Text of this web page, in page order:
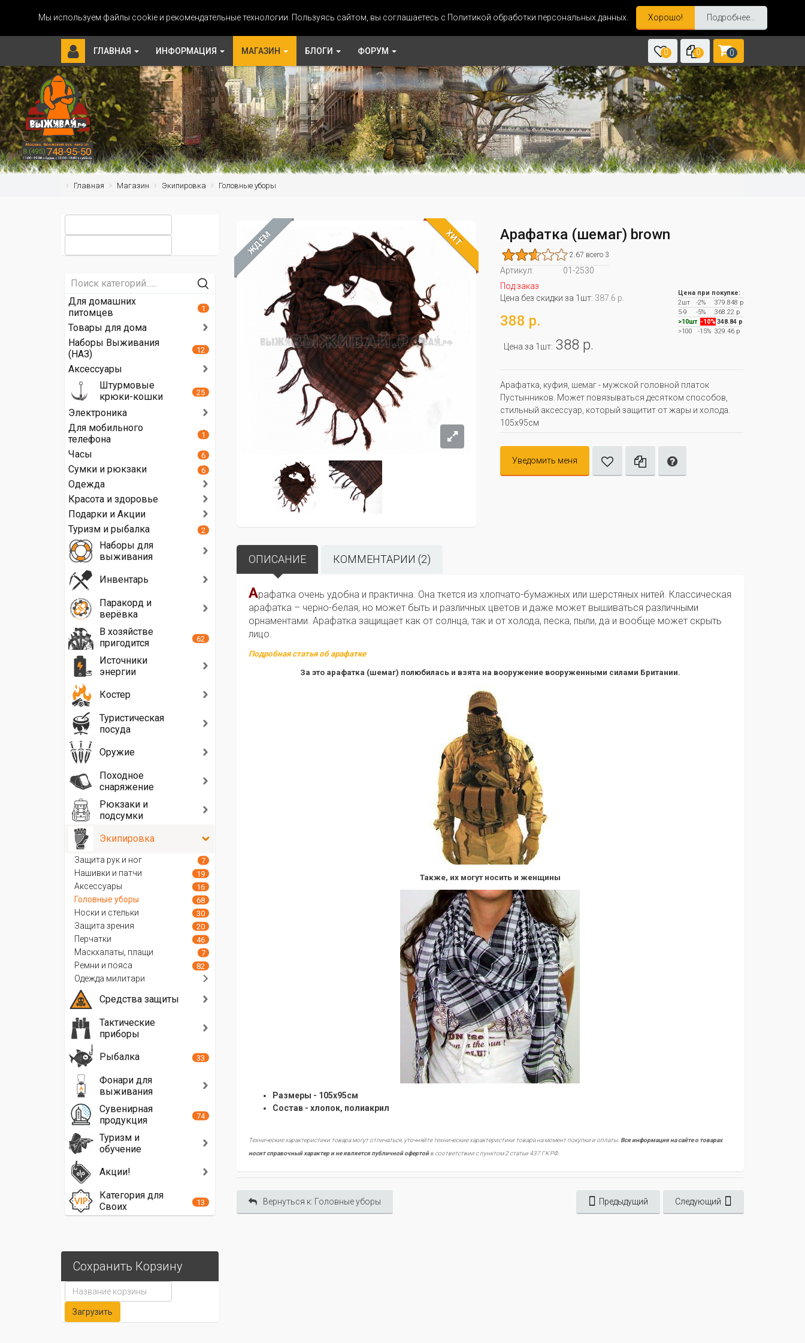
Мы используем файлы cookie и рекомендательные технологии. Пользуясь сайтом, вы соглашаетесь с Политикой обработки персональных данных. Хорошо! Подробнее...
ГЛАВНАЯ ИНФОРМАЦИЯ МАГАЗИН БЛОГИ ФОРУМ 0 0 0
Главная Магазин Экипировка Головные уборы
ЖДЁМ ХИТ Арафатка (шемаг) brown
2.67 всего 3
Артикул:
01-2530
Под заказ
Цена без скидки за 1шт: 387.6 р.
388 р.
Цена за 1шт: 388 р.
Цена при покупке:
2шт
-2%
379.848 р
5-9
-5%
368.22 р
>10шт -10% 348.84 р
>100
-15%329.46 р
Арафатка, куфия, шемаг - мужской головной платок
Пустынников. Может повязываться десятком способов,
стильный аксессуар, который защитит от жары и холода.
105х95см
Уведомить меня
ОПИСАНИЕ КОММЕНТАРИИ (2)
Арафатка очень удобна и практична. Она ткется из хлопчато-бумажных или шерстяных нитей. Классическая
арафатка – черно-белая, но может быть и различных цветов и даже может вышиваться различными
орнаментами. Арафатка защищает как от солнца, так и от холода, песка, пыли, да и вообще может скрыть
лицо.
Подробная статья об арафатке
За это арафатка (шемаг) полюбилась и взята на вооружение вооруженными силами Британии.
Также, их могут носить и женщины
Размеры - 105х95см
Состав - хлопок, полиакрил
Технические характеристики товара могут отличаться, уточняйте технические характеристики товара на момент покупки и оплаты. Вся информация на сайте о товарах
носит справочный характер и не является публичной офертойв соответствии с пунктом 2 статьи 437 ГК РФ.
Вернуться к: Головные уборы Предыдущий Следующий
Для домашних
питомцев
1
Товары для дома
Наборы Выживания
(НАЗ)
12
Аксессуары
Штурмовые
крюки-кошки
25
Электроника
Для мобильного
телефона
1
Часы 6
Сумки и рюкзаки 6
Одежда
Красота и здоровье
Подарки и Акции
Туризм и рыбалка
2
Наборы для
выживания
Инвентарь
Паракорд и
верёвка
В хозяйстве
пригодится
62
Источники
энергии
Костер
Туристическая
посуда
Оружие
Походное
снаряжение
Рюкзаки и
подсумки
Экипировка
Защита рук и ног 7
Нашивки и патчи 19
Аксессуары 16
Головные уборы 68
Носки и стельки 30
Защита зрения 20
Перчатки 46
Маскхалаты, плащи 7
Ремни и пояса 82
Одежда милитари
Средства защиты
Тактические
приборы
Рыбалка
33
Фонари для
выживания
Сувенирная
продукция
74
Туризм и
обучение
Акции!
Категория для
Своих
13
Сохранить Корзину